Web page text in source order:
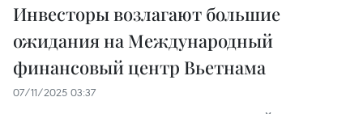
Инвесторы возлагают большие
ожидания на Международный
финансовый центр Вьетнама
07/11/2025 03:37